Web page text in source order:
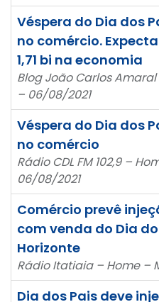
Véspera do Dia dos
no comércio.
1,71 bi na economia
Blog João Carlos
– 06/08/2021
Véspera do Dia dos
no comércio
Rádio CDL FM 102,9 –
06/08/2021
Comércio prevê
com venda do Dia
Horizonte
Rádio Itatiaia – Home –
Dia dos Pais deve